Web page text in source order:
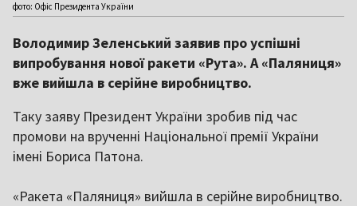
фото: Офіс Президента України
Володимир Зеленський заявив про успішні
випробування нової ракети «Рута». А «Паляниця»
вже вийшла в серійне виробництво.
Таку заяву Президент України зробив під час
промови на врученні Національної премії України
імені Бориса Патона.
«Ракета «Паляниця» вийшла в серійне виробництво.